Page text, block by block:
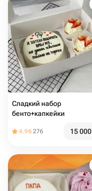
Сладкий набор
бенто+капкейки
4.96276 15 000